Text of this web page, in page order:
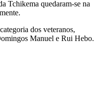
Tchikema quedaram-se na
dos veteranos,
Manuel e Rui Hebo.